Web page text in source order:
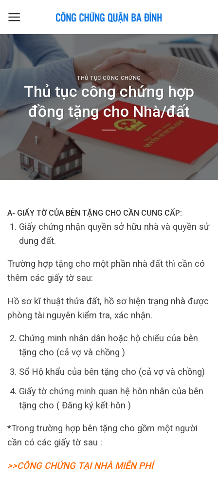
THỦ TỤC CÔNG CHỨNG
Thủ tục công chứng hợp
đồng tặng cho Nhà/đất
A- GIẤY TỜ CỦA BÊN TẶNG CHO CẦN CUNG CẤP:
Giấy chứng nhận quyền sở hữu nhà và quyền sử
dụng đất.
Trường hợp tặng cho một phần nhà đất thì cần có
thêm các giấy tờ sau:
Hồ sơ kĩ thuật thửa đất, hồ sơ hiện trạng nhà được
phòng tài nguyên kiểm tra, xác nhận.
Chứng minh nhân dân hoặc hộ chiếu của bên
tặng cho (cả vợ và chồng )
Sổ Hộ khẩu của bên tặng cho (cả vợ và chồng)
Giấy tờ chứng minh quan hệ hôn nhân của bên
tặng cho ( Đăng ký kết hôn )
*Trong trường hợp bên tặng cho gồm một người
cần có các giấy tờ sau :
>>CÔNG CHỨNG TẠI NHÀ MIỄN PHÍ